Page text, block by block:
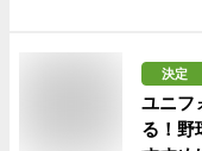
決定
ユニフ
る！野